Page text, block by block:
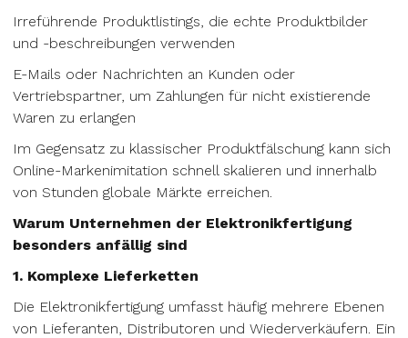
Irreführende Produktlistings, die echte Produktbilder
und -beschreibungen verwenden
E-Mails oder Nachrichten an Kunden oder
Vertriebspartner, um Zahlungen für nicht existierende
Waren zu erlangen
Im Gegensatz zu klassischer Produktfälschung kann sich
Online-Markenimitation schnell skalieren und innerhalb
von Stunden globale Märkte erreichen.
Warum Unternehmen der Elektronikfertigung
besonders anfällig sind
1. Komplexe Lieferketten
Die Elektronikfertigung umfasst häufig mehrere Ebenen
von Lieferanten, Distributoren und Wiederverkäufern. Ein